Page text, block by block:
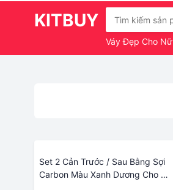
KITBUY
Váy Đẹp Cho Nữ
Set 2 Cản Trước / Sau Bằng Sợi
Carbon Màu Xanh Dương Cho Xe